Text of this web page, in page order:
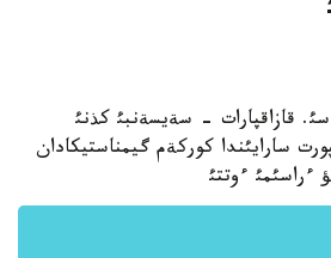
تاشكةنت. اقپاننئث 17 سئ. قازاقپارات - سةيسةنبئ كذنئ
سارايئندا كوركةم گيمناستيكادان
ءراسئمئ ءوتتئ